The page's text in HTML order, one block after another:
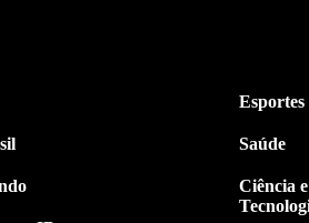
Esportes
Saúde
Ciência e